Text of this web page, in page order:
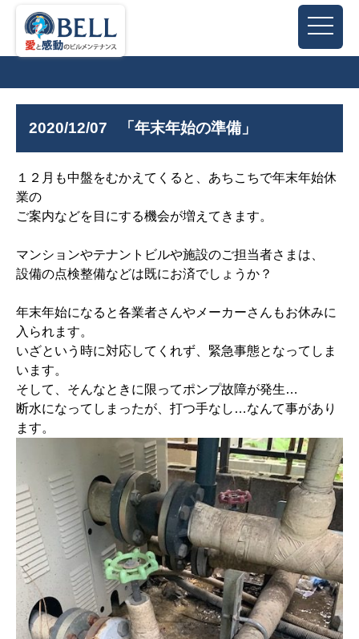
2020/12/07 「年末年始の準備」
１２月も中盤をむかえてくると、あちこちで年末年始休
業の
ご案内などを目にする機会が増えてきます。
マンションやテナントビルや施設のご担当者さまは、
設備の点検整備などは既にお済でしょうか？
年末年始になると各業者さんやメーカーさんもお休みに
入られます。
いざという時に対応してくれず、緊急事態となってしま
います。
そして、そんなときに限ってポンプ故障が発生…
断水になってしまったが、打つ手なし…なんて事があり
ます。